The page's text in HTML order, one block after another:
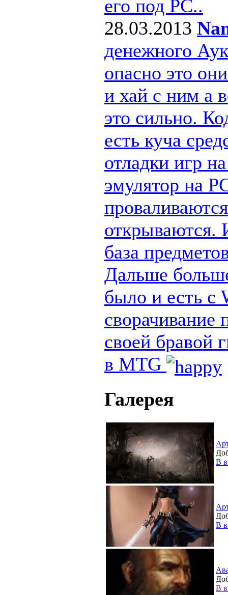
его под РС..
28.03.2013
денежного
опасно это
и хай с ним а
это сильно.
есть куча
отладки игр
эмулятор на
открываются.
база
Дальше
было и есть с
сворачивание
своей бравой
в MTG
Галерея
В
В
В